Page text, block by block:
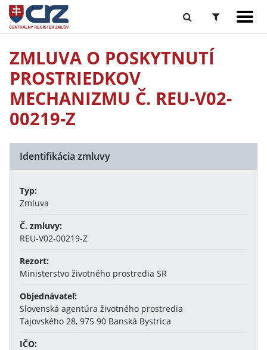
ZMLUVA O POSKYTNUTÍ
PROSTRIEDKOV
MECHANIZMU Č. REU-V02-
00219-Z
Identifikácia zmluvy
Typ:
Zmluva
Č. zmluvy:
REU-V02-00219-Z
Rezort:
Ministerstvo životného prostredia SR
Objednávateľ:
Slovenská agentúra životného prostredia
Tajovského 28, 975 90 Banská Bystrica
IČO: